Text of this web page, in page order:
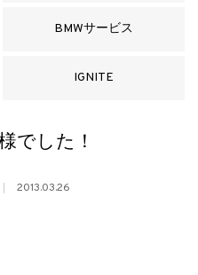
BMWサービス
IGNITE
でした！
2013.03.26